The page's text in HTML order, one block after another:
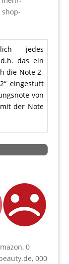
shop-
jedes
das ein
die Note 2-
eingestuft
von
der Note
, 0
, 000